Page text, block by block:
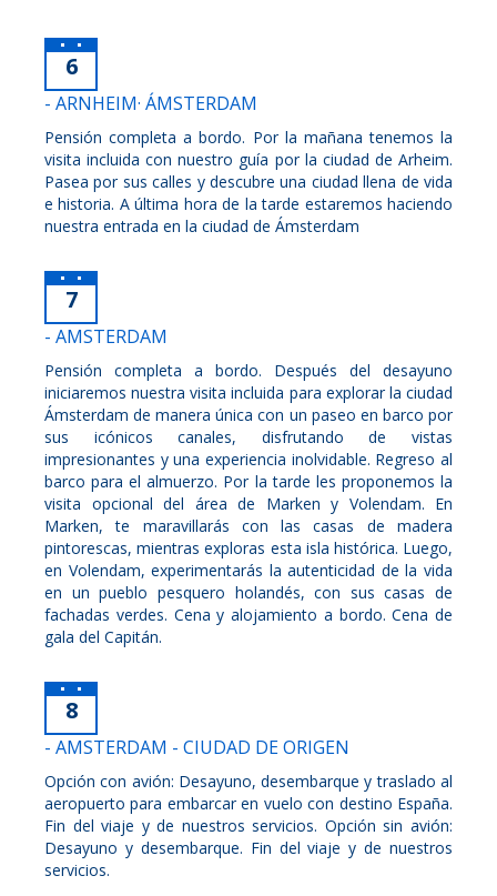
6
- ARNHEIM· ÁMSTERDAM
Pensión completa a bordo. Por la mañana tenemos la
visita incluida con nuestro guía por la ciudad de Arheim.
Pasea por sus calles y descubre una ciudad llena de vida
e historia. A última hora de la tarde estaremos haciendo
nuestra entrada en la ciudad de Ámsterdam
7
- AMSTERDAM
Pensión completa a bordo. Después del desayuno
iniciaremos nuestra visita incluida para explorar la ciudad
Ámsterdam de manera única con un paseo en barco por
sus icónicos canales, disfrutando de vistas
impresionantes y una experiencia inolvidable. Regreso al
barco para el almuerzo. Por la tarde les proponemos la
visita opcional del área de Marken y Volendam. En
Marken, te maravillarás con las casas de madera
pintorescas, mientras exploras esta isla histórica. Luego,
en Volendam, experimentarás la autenticidad de la vida
en un pueblo pesquero holandés, con sus casas de
fachadas verdes. Cena y alojamiento a bordo. Cena de
gala del Capitán.
8
- AMSTERDAM - CIUDAD DE ORIGEN
Opción con avión: Desayuno, desembarque y traslado al
aeropuerto para embarcar en vuelo con destino España.
Fin del viaje y de nuestros servicios. Opción sin avión:
Desayuno y desembarque. Fin del viaje y de nuestros
servicios.